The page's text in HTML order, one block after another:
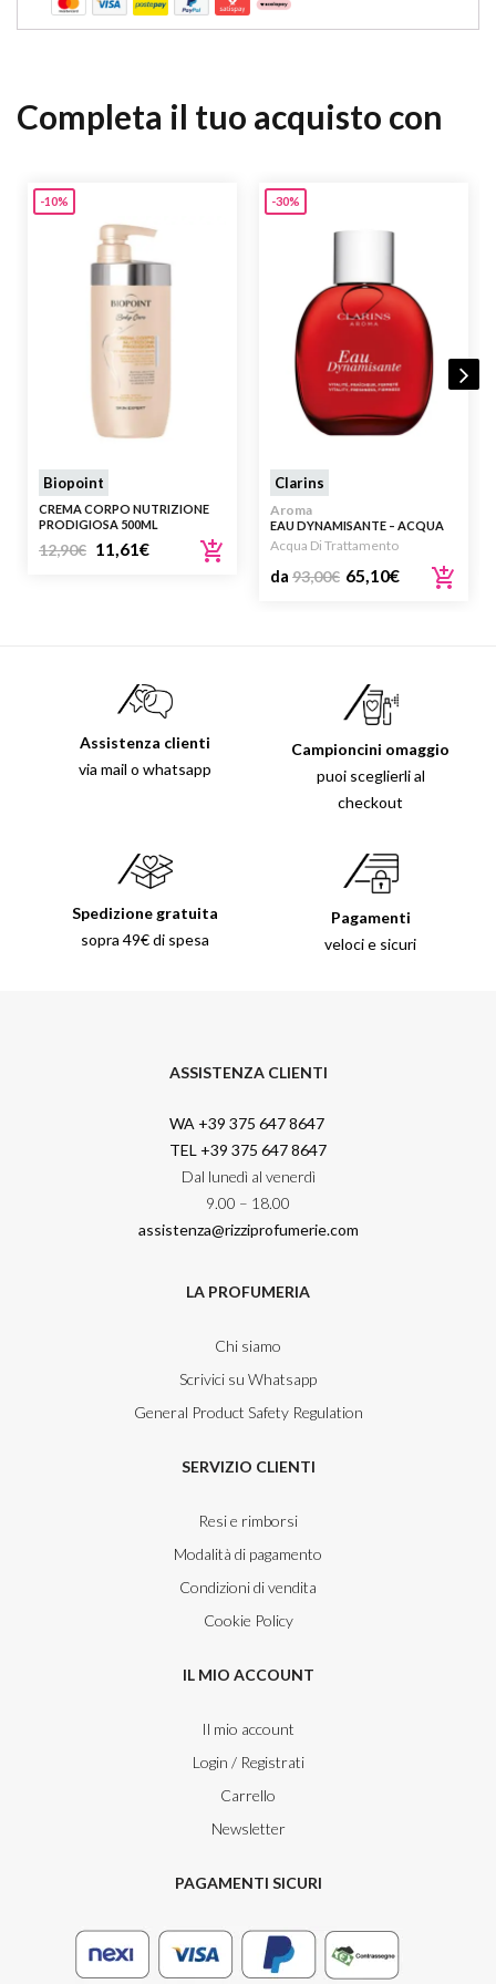
Completa il tuo acquisto con
-10%
Biopoint
CREMA CORPO NUTRIZIONE
PRODIGIOSA 500ML
12,90€ 11,61€
-30%
Clarins
Aroma
EAU DYNAMISANTE – ACQUA
AROMATICA
Acqua Di Trattamento
da 93,00€ 65,10€
Assistenza clienti
via mail o whatsapp
Campioncini omaggio
puoi sceglierli al
checkout
Spedizione gratuita
sopra 49€ di spesa
Pagamenti
veloci e sicuri
ASSISTENZA CLIENTI
WA +39 375 647 8647
TEL +39 375 647 8647
Dal lunedì al venerdì
9.00 – 18.00
assistenza@rizziprofumerie.com
LA PROFUMERIA
Chi siamo
Scrivici su Whatsapp
General Product Safety Regulation
SERVIZIO CLIENTI
Resi e rimborsi
Modalità di pagamento
Condizioni di vendita
Cookie Policy
IL MIO ACCOUNT
Il mio account
Login / Registrati
Carrello
Newsletter
PAGAMENTI SICURI